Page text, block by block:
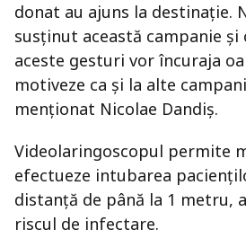
donat au ajuns la destinație.
susținut această campanie și
aceste gesturi vor încuraja
motiveze ca și la alte
menționat Nicolae Dandiș.
Videolaringoscopul permite
efectueze intubarea
distanță de până la 1 metru,
riscul de infectare.